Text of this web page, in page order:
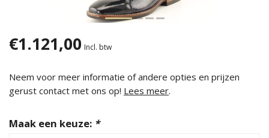
€1.121,00 Incl. btw
Neem voor meer informatie of andere opties en prijzen
gerust contact met ons op! Lees meer.
Maak een keuze: *